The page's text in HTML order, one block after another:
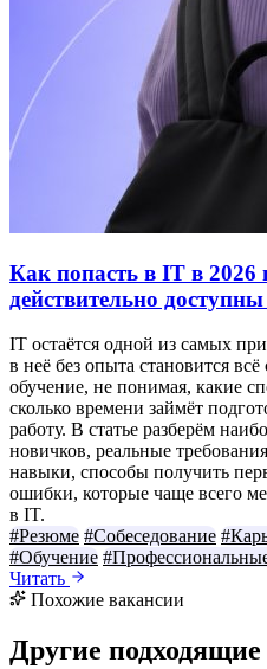
Как попасть в IT в 2026
действительно
IT остаётся одной из самых
в неё без опыта становится
обучение, не понимая, какие
сколько времени займёт
работу. В статье разберём
новичков, реальные
навыки, способы получить
ошибки, которые чаще всего
в IT.
#Резюме #Собеседование
#Обучение
Читать
Похожие вакансии
Другие